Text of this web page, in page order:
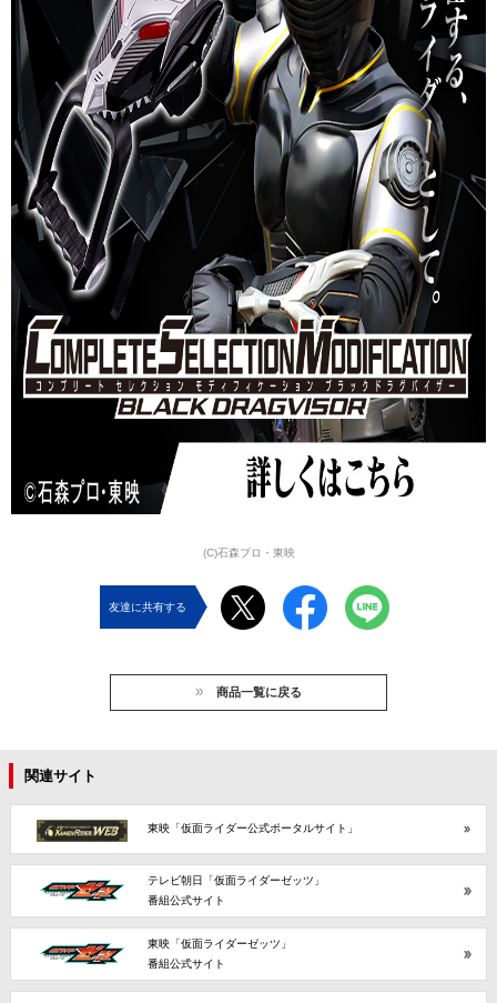
(C)石森プロ・東映
友達に共有する
商品一覧に戻る
関連サイト
東映「仮面ライダー公式ポータルサイト」
テレビ朝日「仮面ライダーゼッツ」
番組公式サイト
東映「仮面ライダーゼッツ」
番組公式サイト